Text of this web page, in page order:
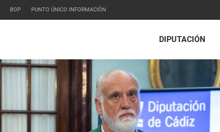
BOP PUNTO ÚNICO INFORMACIÓN
DIPUTACIÓN